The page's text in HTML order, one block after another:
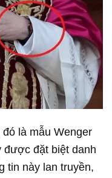
là mẫu Wenger
được đặt biệt danh
tin này lan truyền,